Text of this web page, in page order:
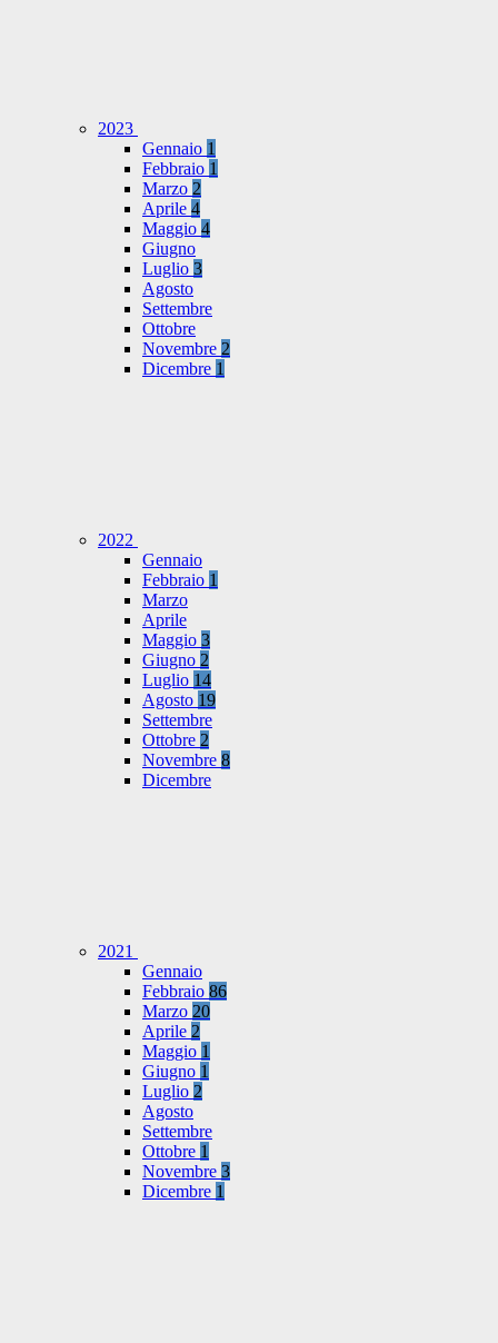
2023
Gennaio 1
Febbraio 1
Marzo 2
Aprile 4
Maggio 4
Giugno
Luglio 3
Agosto
Settembre
Ottobre
Novembre 2
Dicembre 1
2022
Gennaio
Febbraio 1
Marzo
Aprile
Maggio 3
Giugno 2
Luglio 14
Agosto 19
Settembre
Ottobre 2
Novembre 8
Dicembre
2021
Gennaio
Febbraio 86
Marzo 20
Aprile 2
Maggio 1
Giugno 1
Luglio 2
Agosto
Settembre
Ottobre 1
Novembre 3
Dicembre 1